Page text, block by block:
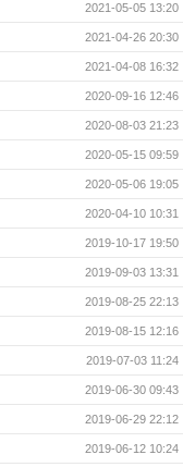
2021-05-05 13:20
2021-04-26 20:30
2021-04-08 16:32
2020-09-16 12:46
2020-08-03 21:23
2020-05-15 09:59
2020-05-06 19:05
2020-04-10 10:31
2019-10-17 19:50
2019-09-03 13:31
2019-08-25 22:13
2019-08-15 12:16
2019-07-03 11:24
2019-06-30 09:43
2019-06-29 22:12
2019-06-12 10:24